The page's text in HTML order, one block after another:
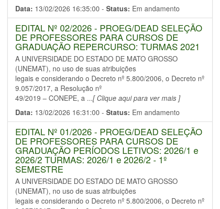
Data: 13/02/2026 16:35:00 - Status: Em andamento
EDITAL Nº 02/2026 - PROEG/DEAD SELEÇÃO
DE PROFESSORES PARA CURSOS DE
GRADUAÇÃO REPERCURSO: TURMAS 2021
A UNIVERSIDADE DO ESTADO DE MATO GROSSO
(UNEMAT), no uso de suas atribuições
legais e considerando o Decreto nº 5.800/2006, o Decreto nº
9.057/2017, a Resolução nº
49/2019 – CONEPE, a ...[ Clique aqui para ver mais ]
Data: 13/02/2026 16:31:00 - Status: Em andamento
EDITAL Nº 01/2026 - PROEG/DEAD SELEÇÃO
DE PROFESSORES PARA CURSOS DE
GRADUAÇÃO PERÍODOS LETIVOS: 2026/1 e
2026/2 TURMAS: 2026/1 e 2026/2 - 1º
SEMESTRE
A UNIVERSIDADE DO ESTADO DE MATO GROSSO
(UNEMAT), no uso de suas atribuições
legais e considerando o Decreto nº 5.800/2006, o Decreto nº